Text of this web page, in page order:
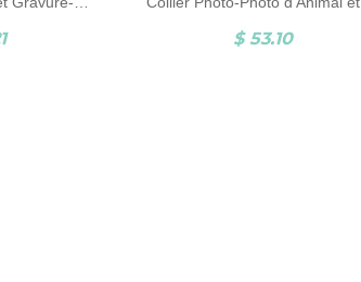
$ 53.10